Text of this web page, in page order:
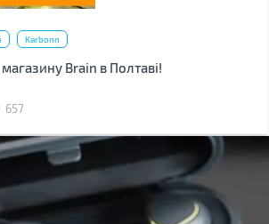
Karbonn
Brain в Полтаві!
657